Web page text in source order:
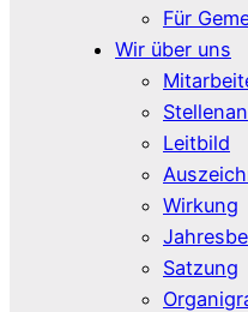
Für
Wir über uns
Leitbild
Wirkung
Satzung